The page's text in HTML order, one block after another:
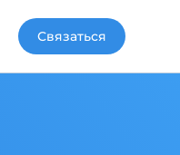
Связаться